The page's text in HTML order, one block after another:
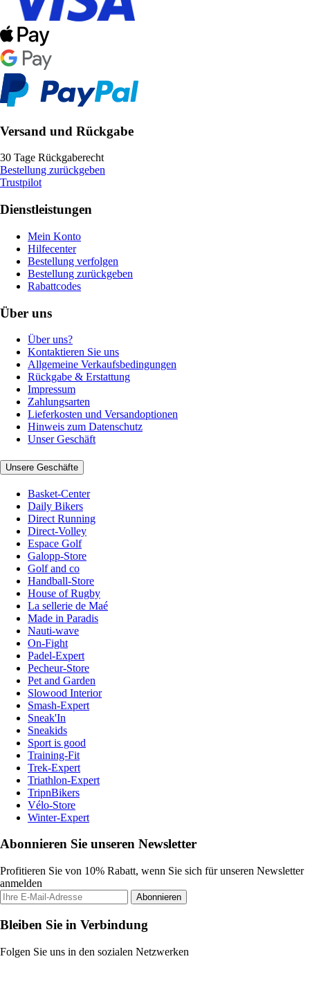
Versand und Rückgabe
30 Tage Rückgaberecht
Bestellung zurückgeben
Trustpilot
Dienstleistungen
Mein Konto
Hilfecenter
Bestellung verfolgen
Bestellung zurückgeben
Rabattcodes
Über uns
Über uns?
Kontaktieren Sie uns
Allgemeine Verkaufsbedingungen
Rückgabe & Erstattung
Impressum
Zahlungsarten
Lieferkosten und Versandoptionen
Hinweis zum Datenschutz
Unser Geschäft
Unsere Geschäfte
Basket-Center
Daily Bikers
Direct Running
Direct-Volley
Espace Golf
Galopp-Store
Golf and co
Handball-Store
House of Rugby
La sellerie de Maé
Made in Paradis
Nauti-wave
On-Fight
Padel-Expert
Pecheur-Store
Pet and Garden
Slowood Interior
Smash-Expert
Sneak'In
Sneakids
Sport is good
Training-Fit
Trek-Expert
Triathlon-Expert
TripnBikers
Vélo-Store
Winter-Expert
Abonnieren Sie unseren Newsletter
Profitieren Sie von 10% Rabatt, wenn Sie sich für unseren Newsletter
anmelden
Abonnieren
Bleiben Sie in Verbindung
Folgen Sie uns in den sozialen Netzwerken